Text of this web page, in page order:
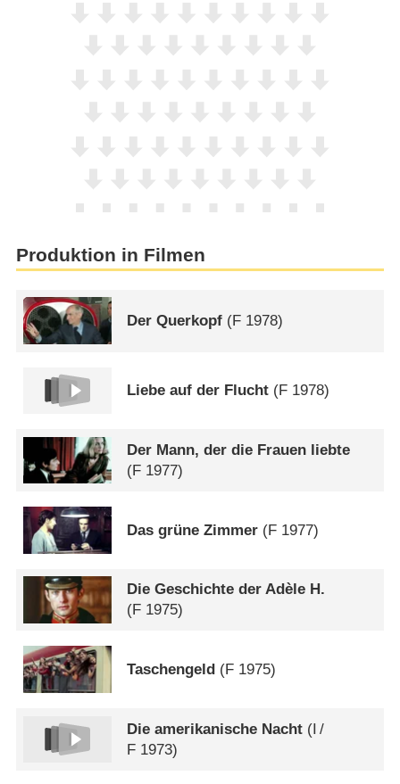
Produktion in Filmen
Der Querkopf (F 1978)
Liebe auf der Flucht (F 1978)
Der Mann, der die Frauen liebte
(F 1977)
Das grüne Zimmer (F 1977)
Die Geschichte der Adèle H.
(F 1975)
Taschengeld (F 1975)
Die amerikanische Nacht (I /
F 1973)